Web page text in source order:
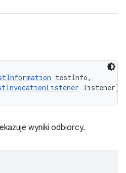
testInfo,
listener)
wyniki odbiorcy.